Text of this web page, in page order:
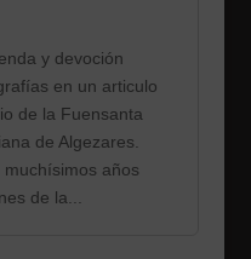
y devoción
en un articulo
de la Fuensanta
de Algezares.
años
de la...